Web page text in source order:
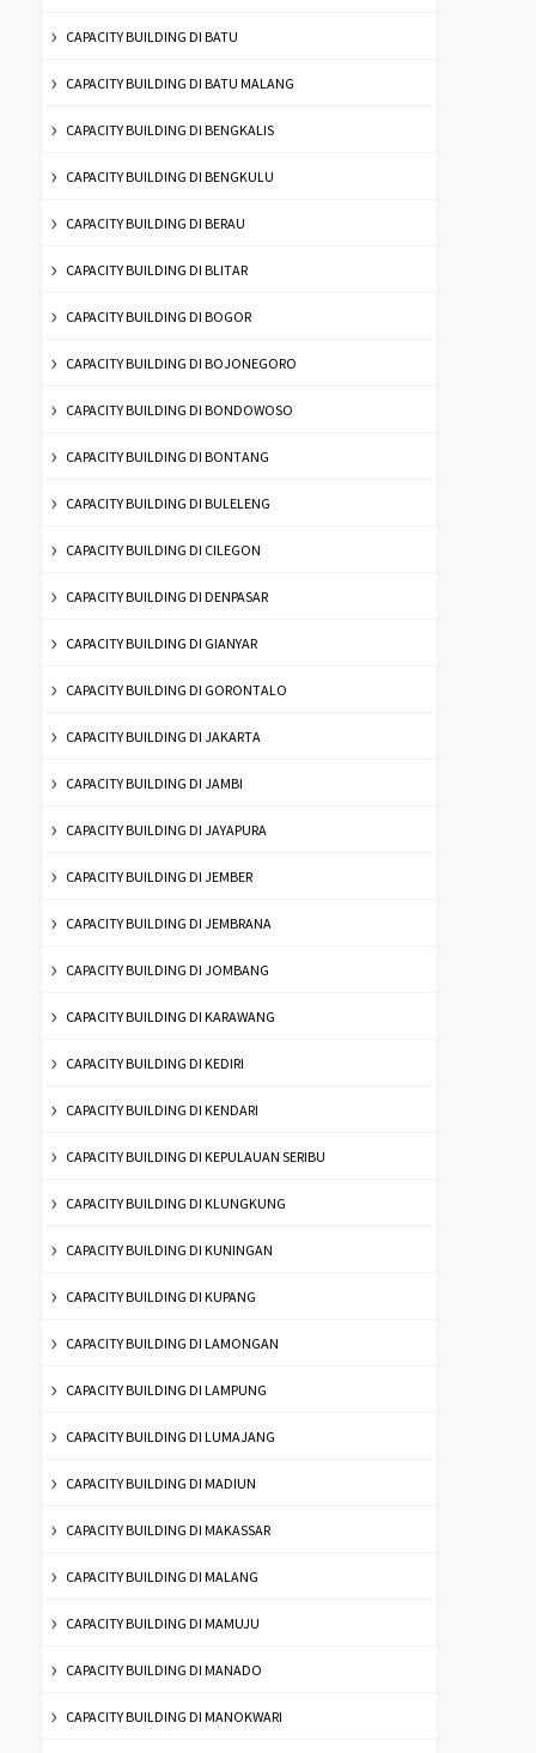
CAPACITY BUILDING DI BATU
CAPACITY BUILDING DI BATU MALANG
CAPACITY BUILDING DI BENGKALIS
CAPACITY BUILDING DI BENGKULU
CAPACITY BUILDING DI BERAU
CAPACITY BUILDING DI BLITAR
CAPACITY BUILDING DI BOGOR
CAPACITY BUILDING DI BOJONEGORO
CAPACITY BUILDING DI BONDOWOSO
CAPACITY BUILDING DI BONTANG
CAPACITY BUILDING DI BULELENG
CAPACITY BUILDING DI CILEGON
CAPACITY BUILDING DI DENPASAR
CAPACITY BUILDING DI GIANYAR
CAPACITY BUILDING DI GORONTALO
CAPACITY BUILDING DI JAKARTA
CAPACITY BUILDING DI JAMBI
CAPACITY BUILDING DI JAYAPURA
CAPACITY BUILDING DI JEMBER
CAPACITY BUILDING DI JEMBRANA
CAPACITY BUILDING DI JOMBANG
CAPACITY BUILDING DI KARAWANG
CAPACITY BUILDING DI KEDIRI
CAPACITY BUILDING DI KENDARI
CAPACITY BUILDING DI KEPULAUAN SERIBU
CAPACITY BUILDING DI KLUNGKUNG
CAPACITY BUILDING DI KUNINGAN
CAPACITY BUILDING DI KUPANG
CAPACITY BUILDING DI LAMONGAN
CAPACITY BUILDING DI LAMPUNG
CAPACITY BUILDING DI LUMAJANG
CAPACITY BUILDING DI MADIUN
CAPACITY BUILDING DI MAKASSAR
CAPACITY BUILDING DI MALANG
CAPACITY BUILDING DI MAMUJU
CAPACITY BUILDING DI MANADO
CAPACITY BUILDING DI MANOKWARI